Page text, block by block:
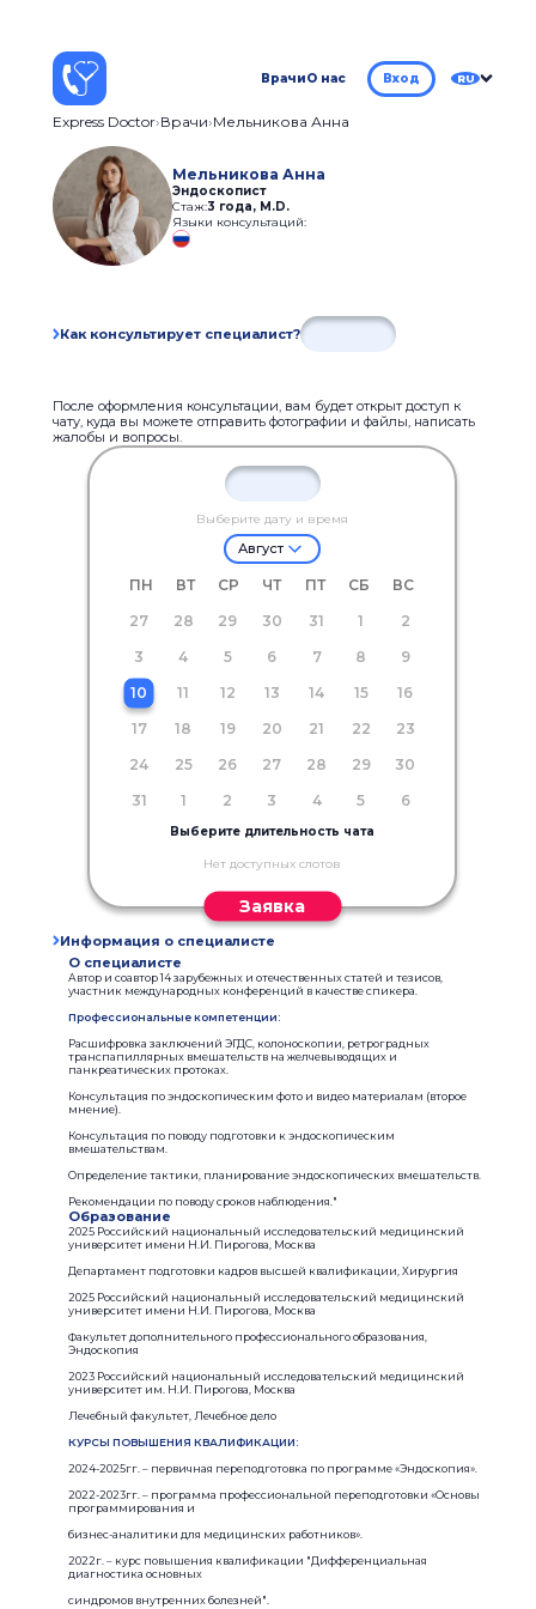
ВрачиО нас Вход RU
Express Doctor Врачи Мельникова Анна
Мельникова Анна
Эндоскопист
Стаж:3 года, M.D.
Языки консультаций:
Как консультирует специалист?
После оформления консультации, вам будет открыт доступ к
чату, куда вы можете отправить фотографии и файлы, написать
жалобы и вопросы.
Выберите дату и время
Август
ПН ВТ СР ЧТ ПТ СБ
ВС
27
28 29 30 31 1
2
3
4 5 6 7 8
9
10
11 12 13 14 15
16
17
18 19 20 21 22
23
24
25 26 27 28 29
30
31
1 2 3 4 5 6
Выберите длительность чата
Нет доступных слотов
Заявка
Информация о специалисте
О специалисте
Автор и соавтор 14 зарубежных и отечественных статей и тезисов,
участник международных конференций в качестве спикера.
Профессиональные компетенции:
Расшифровка заключений ЭГДС, колоноскопии, ретроградных
транспапиллярных вмешательств на желчевыводящих и
панкреатических протоках.
Консультация по эндоскопическим фото и видео материалам (второе
мнение).
Консультация по поводу подготовки к эндоскопическим
вмешательствам.
Определение тактики, планирование эндоскопических вмешательств.
Рекомендации по поводу сроков наблюдения."
Образование
2025 Российский национальный исследовательский медицинский
университет имени Н.И. Пирогова, Москва
Департамент подготовки кадров высшей квалификации, Хирургия
2025 Российский национальный исследовательский медицинский
университет имени Н.И. Пирогова, Москва
Факультет дополнительного профессионального образования,
Эндоскопия
2023 Российский национальный исследовательский медицинский
университет им. Н.И. Пирогова, Москва
Лечебный факультет, Лечебное дело
КУРСЫ ПОВЫШЕНИЯ КВАЛИФИКАЦИИ:
2024-2025гг. – первичная переподготовка по программе «Эндоскопия».
2022-2023гг. – программа профессиональной переподготовки «Основы
программирования и
бизнес-аналитики для медицинских работников».
2022г. – курс повышения квалификации "Дифференциальная
диагностика основных
синдромов внутренних болезней".